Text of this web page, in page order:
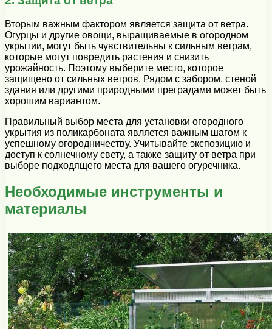
Вторым важным фактором является защита от ветра.
Огурцы и другие овощи, выращиваемые в огородном
укрытии, могут быть чувствительны к сильным ветрам,
которые могут повредить растения и снизить
урожайность. Поэтому выберите место, которое
защищено от сильных ветров. Рядом с забором, стеной
здания или другими природными преградами может быть
хорошим вариантом.
Правильный выбор места для установки огородного
укрытия из поликарбоната является важным шагом к
успешному огородничеству. Учитывайте экспозицию и
доступ к солнечному свету, а также защиту от ветра при
выборе подходящего места для вашего огуречника.
Необходимые инструменты и
материалы